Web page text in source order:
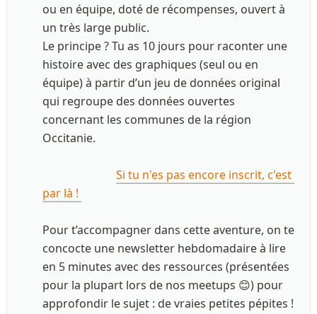
ou en équipe, doté de récompenses, ouvert à
un très large public.
Le principe ? Tu as 10 jours pour raconter une
histoire avec des graphiques (seul ou en
équipe) à partir d’un jeu de données original
qui regroupe des données ouvertes
concernant les communes de la région
Occitanie.
Si tu n'es pas encore inscrit, c'est
par là !
Pour t’accompagner dans cette aventure, on te
concocte une newsletter hebdomadaire à lire
en 5 minutes avec des ressources (présentées
pour la plupart lors de nos meetups 😊) pour
approfondir le sujet : de vraies petites pépites !